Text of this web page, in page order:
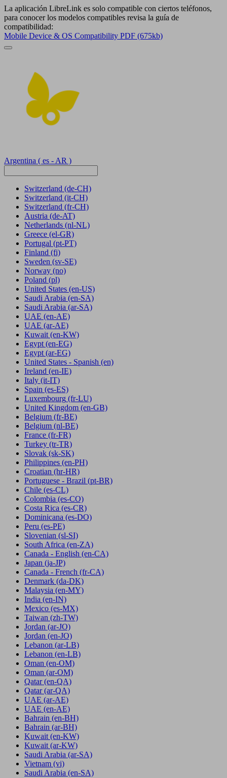
La aplicación LibreLink es solo compatible con ciertos teléfonos,
para conocer los modelos compatibles revisa la guía de
compatibilidad:
Mobile Device & OS Compatibility PDF (675kb)
Argentina ( es - AR )
Switzerland (de-CH)
Switzerland (it-CH)
Switzerland (fr-CH)
Austria (de-AT)
Netherlands (nl-NL)
Greece (el-GR)
Portugal (pt-PT)
Finland (fi)
Sweden (sv-SE)
Norway (no)
Poland (pl)
United States (en-US)
Saudi Arabia (en-SA)
Saudi Arabia (ar-SA)
UAE (en-AE)
UAE (ar-AE)
Kuwait (en-KW)
Egypt (en-EG)
Egypt (ar-EG)
United States - Spanish (en)
Ireland (en-IE)
Italy (it-IT)
Spain (es-ES)
Luxembourg (fr-LU)
United Kingdom (en-GB)
Belgium (fr-BE)
Belgium (nl-BE)
France (fr-FR)
Turkey (tr-TR)
Slovak (sk-SK)
Philippines (en-PH)
Croatian (hr-HR)
Portuguese - Brazil (pt-BR)
Chile (es-CL)
Colombia (es-CO)
Costa Rica (es-CR)
Dominicana (es-DO)
Peru (es-PE)
Slovenian (sl-SI)
South Africa (en-ZA)
Canada - English (en-CA)
Japan (ja-JP)
Canada - French (fr-CA)
Denmark (da-DK)
Malaysia (en-MY)
India (en-IN)
Mexico (es-MX)
Taiwan (zh-TW)
Jordan (ar-JO)
Jordan (en-JO)
Lebanon (ar-LB)
Lebanon (en-LB)
Oman (en-OM)
Oman (ar-OM)
Qatar (en-QA)
Qatar (ar-QA)
UAE (ar-AE)
UAE (en-AE)
Bahrain (en-BH)
Bahrain (ar-BH)
Kuwait (en-KW)
Kuwait (ar-KW)
Saudi Arabia (ar-SA)
Vietnam (vi)
Saudi Arabia (en-SA)